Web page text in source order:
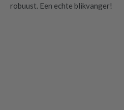
robuust. Een echte blikvanger!